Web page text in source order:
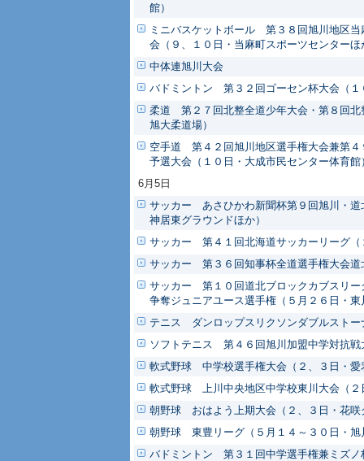
館）
ミニバスケットボール 第３８回旭川地区
会（９、１０日・当麻町スポーツセンターほ
中体連旭川大会
バドミントン 第３２回ゴーセン杯大会（１
柔道 第２７回北整全道少年大会・第８回北
旭大柔道場）
空手道 第４２回旭川地区選手権大会兼第４
予選大会（１０日・大成市民センター体育館
6月5日
サッカー あさひかわ新聞杯第９回旭川・
神居東グラウンドほか）
サッカー 第４１回北海道サッカーリーグ（
サッカー 第３６回知事杯全道選手権大会道
サッカー 第１０回道北ブロックカブスリ
争奪ジュニアユース選手権（５月２６日・東
テニス ダンロップスリクソンダブルストー
ソフトテニス 第４６回旭川加盟中学対抗戦
軟式野球 中学校選手権大会（２、３日・愛
軟式野球 上川中央地区中学校東川大会（２
朝野球 おはよう上期大会（２、３日・花咲
朝野球 東豊リーグ（５月１４～３０日・旭
バドミントン 第３１回中学選手権兼ミズノ